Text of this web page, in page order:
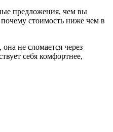
предложения, чем вы
стоимость ниже чем в
не сломается через
себя комфортнее,